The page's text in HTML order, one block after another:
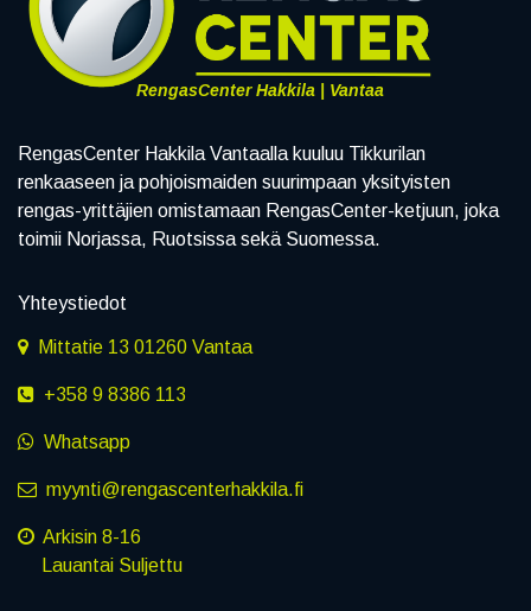
RengasCenter Hakkila | Vantaa
RengasCenter Hakkila Vantaalla kuuluu Tikkurilan
renkaaseen ja pohjoismaiden suurimpaan yksityisten
rengas-yrittäjien omistamaan RengasCenter-ketjuun, joka
toimii Norjassa, Ruotsissa sekä Suomessa.
Yhteystiedot
Mittatie 13 01260 Vantaa
+358 9 8386 113
Whatsapp
myynti@rengascenterhakkila.fi
Arkisin 8-16
Lauantai Suljettu